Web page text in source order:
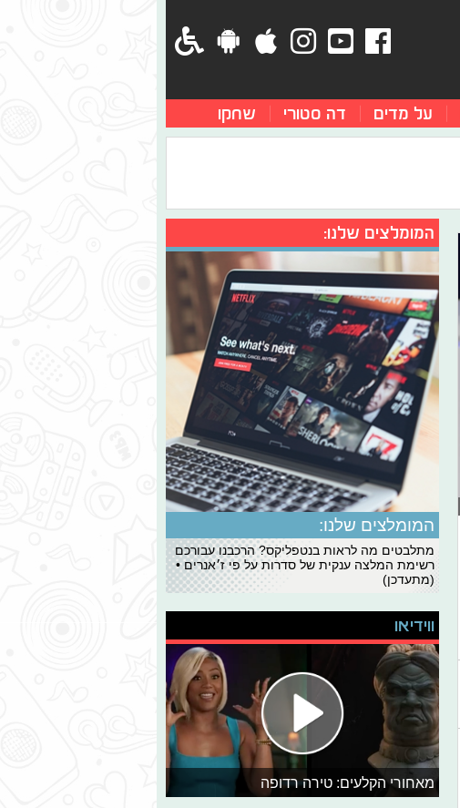
על מדים דה סטורי שחקו
המומלצים שלנו:
המומלצים שלנו:
מתלבטים מה לראות בנטפליקס? הרכבנו עבורכם
רשימת המלצה ענקית של סדרות על פי ז׳אנרים •
(מתעדכן)
ווידיאו
מאחורי הקלעים: טירה רדופה